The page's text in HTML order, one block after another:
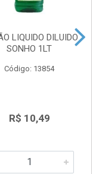
LIQUIDO DILUIDO
SONHO 1LT
Código: 13854
R$ 10,49